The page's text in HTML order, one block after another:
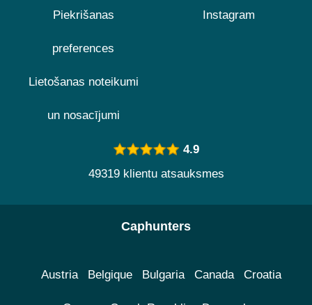
Piekrišanas
preferences
Lietošanas noteikumi
un nosacījumi
Instagram
4.9
49319 klientu atsauksmes
Caphunters
Austria Belgique Bulgaria Canada Croatia